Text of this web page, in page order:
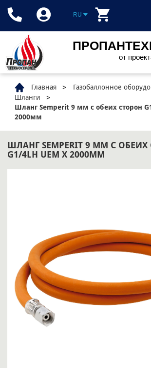
от
RU
Главная
Газобаллонное
Шланги
Шланг Semperit 9 мм с обеих сторон
2000мм
ШЛАНГ SEMPERIT 9 ММ С
G1/4LH UEM X 2000ММ